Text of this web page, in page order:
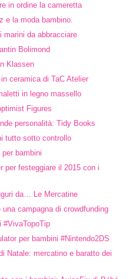
in ordine la cameretta
e la moda bambino.
marini da abbracciare
Bolimond
Klassen
ceramica di TaC Atelier
in legno massello
Figures
personalità: Tidy Books
tutto sotto controllo
bambini
per festeggiare il 2015 con i
da… Le Mercatine
campagna di crowdfunding
#VivaTopoTip
per bambini #Nintendo2DS
Natale: mercatino e baratto dei